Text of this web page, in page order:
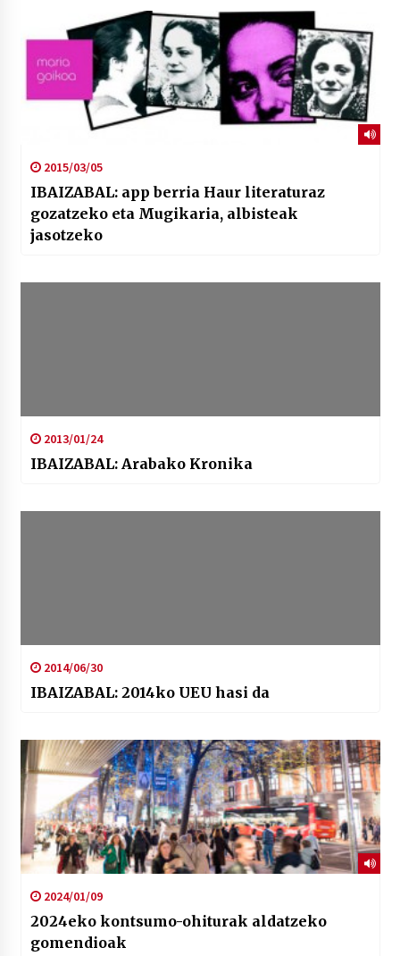
2015/03/05
IBAIZABAL: app berria Haur literaturaz
gozatzeko eta Mugikaria, albisteak
jasotzeko
2013/01/24
IBAIZABAL: Arabako Kronika
2014/06/30
IBAIZABAL: 2014ko UEU hasi da
2024/01/09
2024eko kontsumo-ohiturak aldatzeko
gomendioak